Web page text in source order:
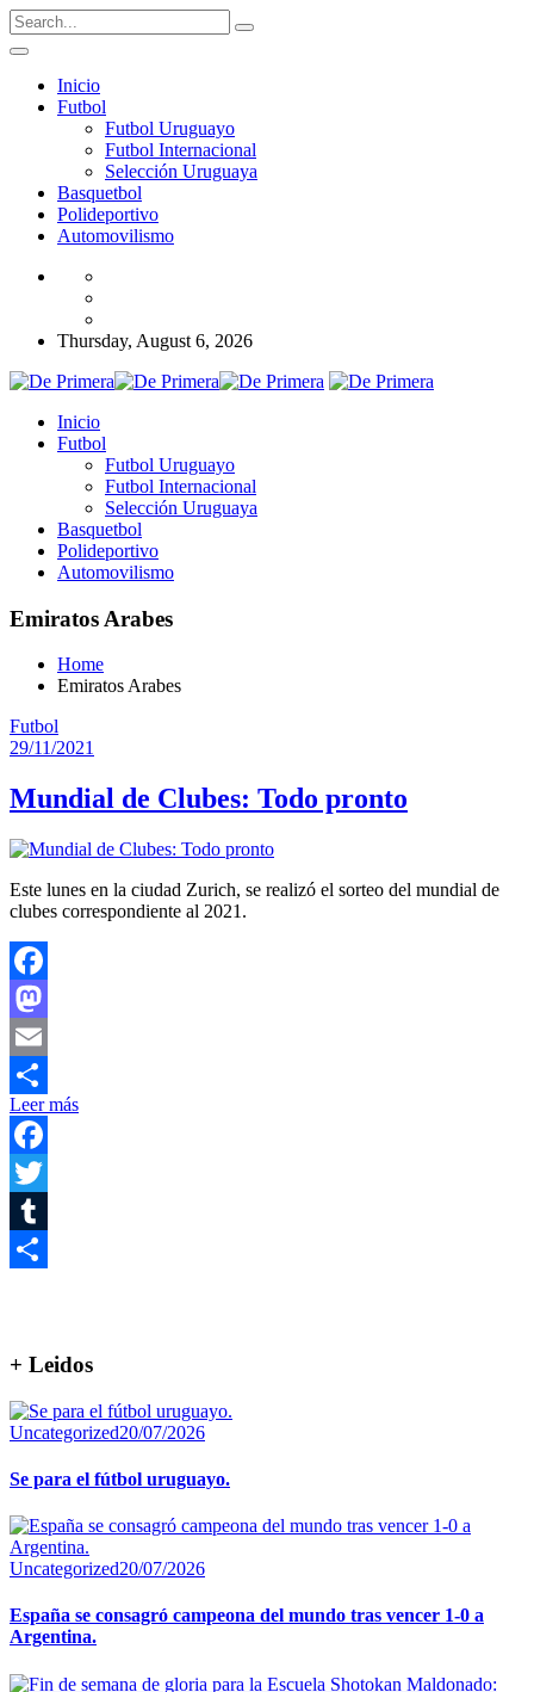
Inicio
Futbol
Futbol Uruguayo
Futbol Internacional
Selección Uruguaya
Basquetbol
Polideportivo
Automovilismo
Thursday, August 6, 2026
Inicio
Futbol
Futbol Uruguayo
Futbol Internacional
Selección Uruguaya
Basquetbol
Polideportivo
Automovilismo
Emiratos Arabes
Home
Emiratos Arabes
Futbol
29/11/2021
Mundial de Clubes: Todo pronto
Este lunes en la ciudad Zurich, se realizó el sorteo del mundial de
clubes correspondiente al 2021.
Facebook
Mastodon
Email
Compartir
Leer más
Facebook
Twitter
Tumblr
+ Leidos
Uncategorized20/07/2026
Se para el fútbol uruguayo.
Uncategorized20/07/2026
España se consagró campeona del mundo tras vencer 1-0 a
Argentina.